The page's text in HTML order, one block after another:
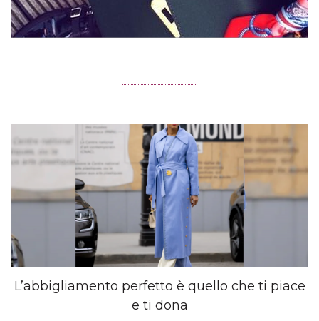
L’abbigliamento perfetto è quello che ti piace
e ti dona